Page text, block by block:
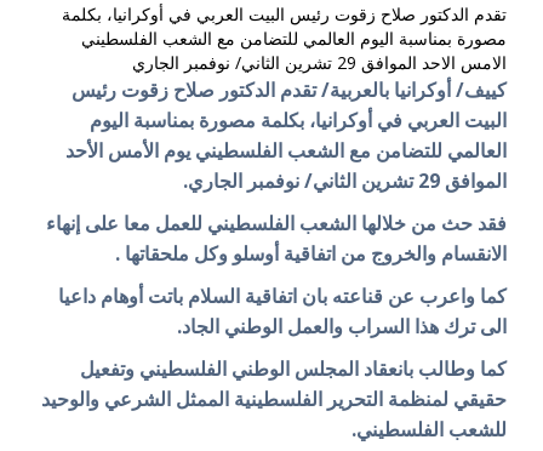
تقدم الدكتور صلاح زقوت رئيس البيت العربي في أوكرانيا، بكلمة
مصورة بمناسبة اليوم العالمي للتضامن مع الشعب الفلسطيني
الامس الاحد الموافق 29 تشرين الثاني/ نوفمبر الجاري
كييف/ أوكرانيا بالعربية/ تقدم الدكتور صلاح زقوت رئيس
البيت العربي في أوكرانيا، بكلمة مصورة بمناسبة اليوم
العالمي للتضامن مع الشعب الفلسطيني يوم الأمس الأحد
الموافق 29 تشرين الثاني/ نوفمبر الجاري.
فقد حث من خلالها الشعب الفلسطيني للعمل معا على إنهاء
الانقسام والخروج من اتفاقية أوسلو وكل ملحقاتها .
كما واعرب عن قناعته بان اتفاقية السلام باتت أوهام داعيا
الى ترك هذا السراب والعمل الوطني الجاد.
كما وطالب بانعقاد المجلس الوطني الفلسطيني وتفعيل
حقيقي لمنظمة التحرير الفلسطينية الممثل الشرعي والوحيد
للشعب الفلسطيني.